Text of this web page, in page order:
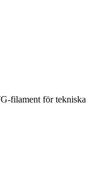
filament för tekniska